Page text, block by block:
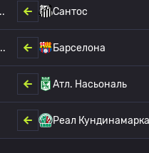
Сантос
Барселона
Атл. Насьональ
Реал Кундинамарка